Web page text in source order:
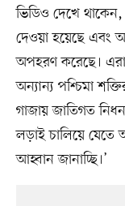
ভিডিও দেখে
দেওয়া হয়েছে এবং
অপহরণ করেছে। এরা
অন্যান্য পশ্চিমা
গাজায় জাতিগত নিধন
লড়াই চালিয়ে যেতে
আহ্বান জানাচ্ছি।’